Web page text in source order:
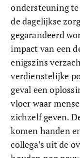
ondersteuning
de dagelijkse
gegarandeerd
impact van een
enigszins
verdienstelijke
geval een
vloer waar
zichzelf geven.
komen handen
collega’s uit de